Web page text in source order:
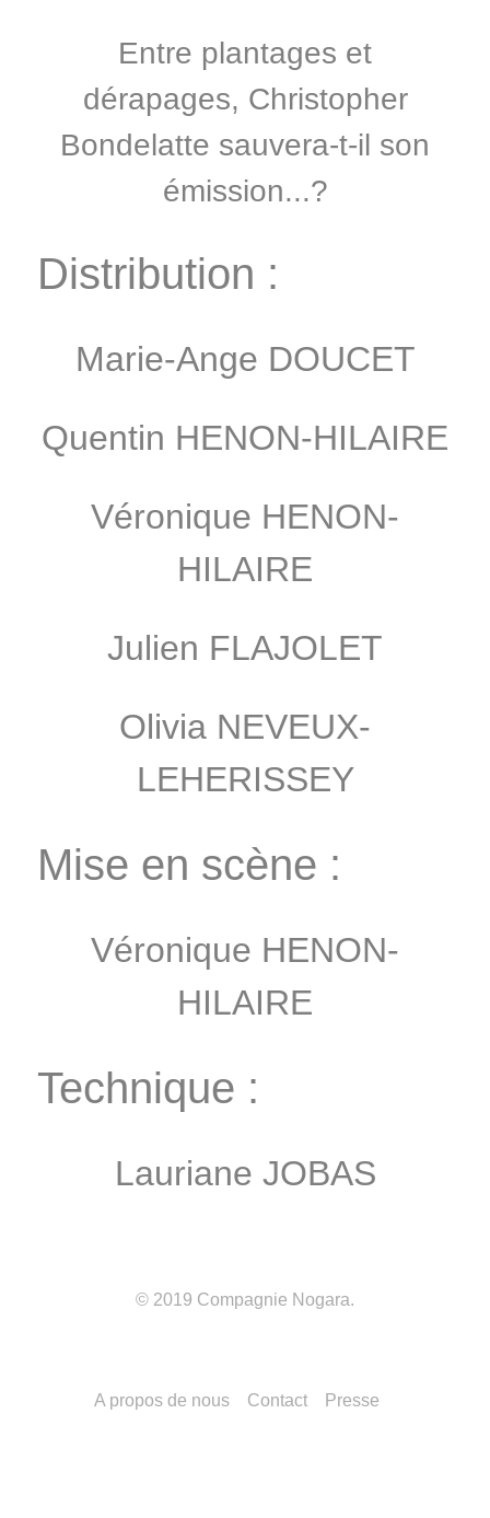
Entre plantages et
dérapages, Christopher
Bondelatte sauvera-t-il son
émission...?
Distribution :
Marie-Ange DOUCET
Quentin HENON-HILAIRE
Véronique HENON-
HILAIRE
Julien FLAJOLET
Olivia NEVEUX-
LEHERISSEY
Mise en scène :
Véronique HENON-
HILAIRE
Technique :
Lauriane JOBAS
© 2019 Compagnie Nogara.
A propos de nous Contact Presse